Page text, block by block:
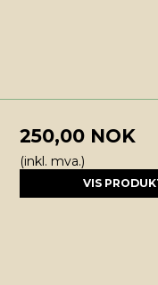
250,00 NOK
(inkl. mva.)
VIS